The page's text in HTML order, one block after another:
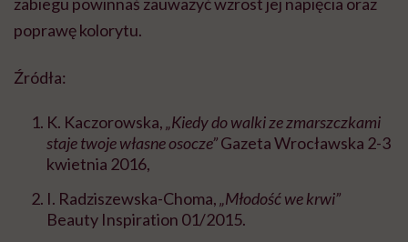
poprawę kolorytu.
Źródła:
K. Kaczorowska,„Kiedy do walki ze zmarszczkami
staje twoje własne osocze”Gazeta Wrocławska 2-3
kwietnia 2016,
I. Radziszewska-Choma,„Młodość we krwi”
Beauty Inspiration 01/2015.